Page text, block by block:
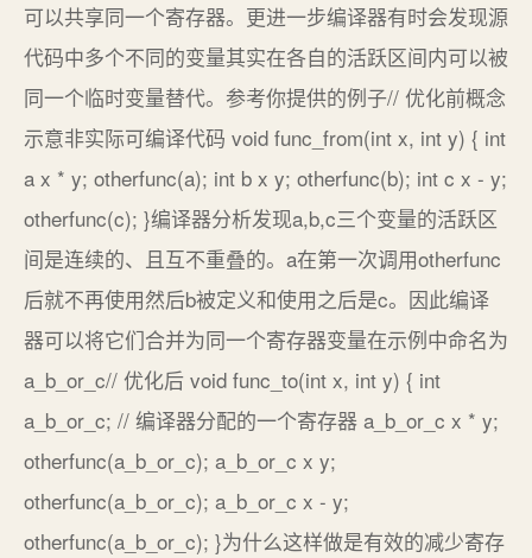
可以共享同一个寄存器。更进一步编译器有时会发现源
代码中多个不同的变量其实在各自的活跃区间内可以被
同一个临时变量替代。参考你提供的例子// 优化前概念
示意非实际可编译代码 void func_from(int x, int y) { int
a x * y; otherfunc(a); int b x y; otherfunc(b); int c x - y;
otherfunc(c); }编译器分析发现a,b,c三个变量的活跃区
间是连续的、且互不重叠的。a在第一次调用otherfunc
后就不再使用然后b被定义和使用之后是c。因此编译
器可以将它们合并为同一个寄存器变量在示例中命名为
a_b_or_c// 优化后 void func_to(int x, int y) { int
a_b_or_c; // 编译器分配的一个寄存器 a_b_or_c x * y;
otherfunc(a_b_or_c); a_b_or_c x y;
otherfunc(a_b_or_c); a_b_or_c x - y;
otherfunc(a_b_or_c); }为什么这样做是有效的减少寄存